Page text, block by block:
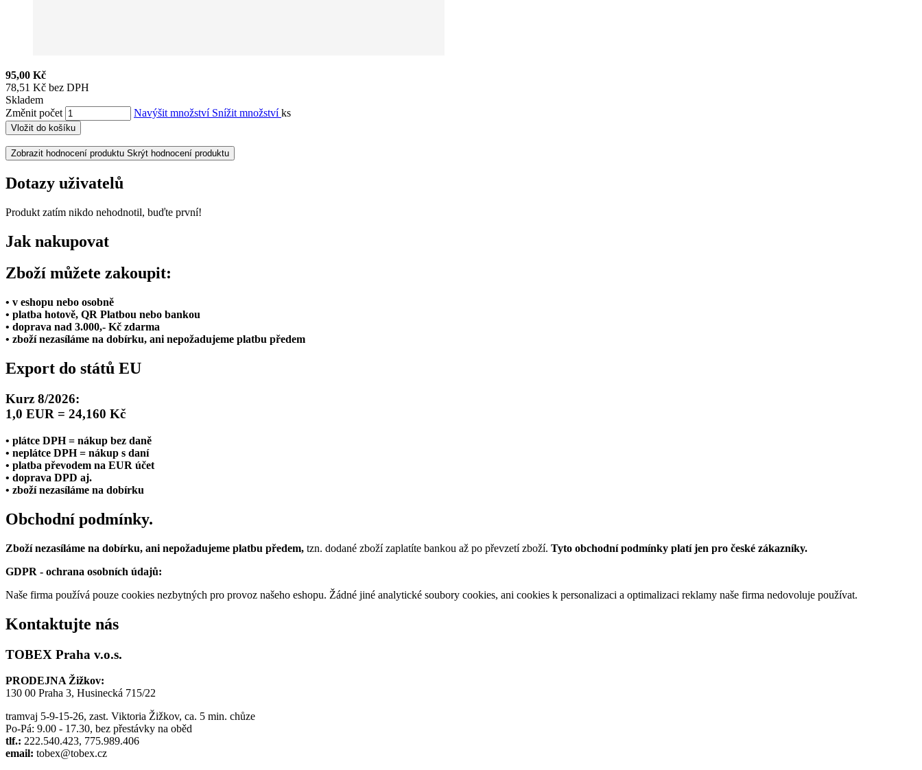
95,00 Kč
78,51 Kč bez DPH
Skladem
Změnit počet
Navýšit množství Snížit množstvíks
Vložit do košíku
Zobrazit hodnocení produktu Skrýt hodnocení produktu
Dotazy uživatelů
Produkt zatím nikdo nehodnotil, buďte první!
Jak nakupovat
Zboží můžete zakoupit:
• v eshopu nebo osobně
• platba hotově, QR Platbou nebo bankou
• doprava nad 3.000,- Kč zdarma
• zboží nezasíláme na dobírku, ani nepožadujeme platbu předem
Export do států EU
Kurz 8/2026:
1,0 EUR = 24,160 Kč
• plátce DPH = nákup bez daně
• neplátce DPH = nákup s daní
• platba převodem na EUR účet
• doprava DPD aj.
• zboží nezasíláme na dobírku
Obchodní podmínky.
Zboží nezasíláme na dobírku, ani nepožadujeme platbu předem, tzn. dodané zboží zaplatíte bankou až po převzetí zboží. Tyto obchodní podmínky platí jen pro české zákazníky.
GDPR - ochrana osobních údajů:
Naše firma používá pouze cookies nezbytných pro provoz našeho eshopu. Žádné jiné analytické soubory cookies, ani cookies k personalizaci a optimalizaci reklamy naše firma nedovoluje používat.
Kontaktujte nás
TOBEX Praha v.o.s.
PRODEJNA Žižkov:
130 00 Praha 3, Husinecká 715/22
tramvaj 5-9-15-26, zast. Viktoria Žižkov, ca. 5 min. chůze
Po-Pá: 9.00 - 17.30, bez přestávky na oběd
tlf.: 222.540.423, 775.989.406
email: tobex@tobex.cz